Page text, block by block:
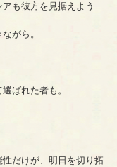
も彼方を見据えよう
がら。
ばれた者も。
だけが、明日を切り拓